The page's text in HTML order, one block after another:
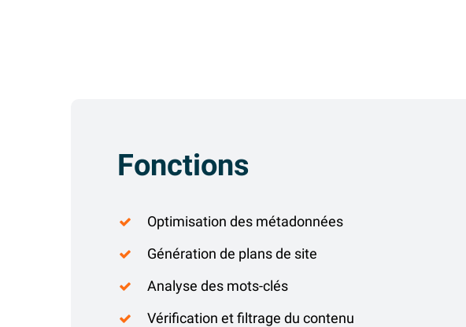
Fonctions
Optimisation des métadonnées
Génération de plans de site
Analyse des mots-clés
Vérification et filtrage du contenu